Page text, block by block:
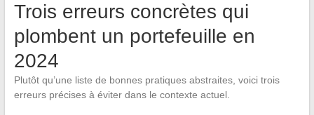
Trois erreurs concrètes qui
plombent un portefeuille en
2024
Plutôt qu’une liste de bonnes pratiques abstraites, voici trois
erreurs précises à éviter dans le contexte actuel.